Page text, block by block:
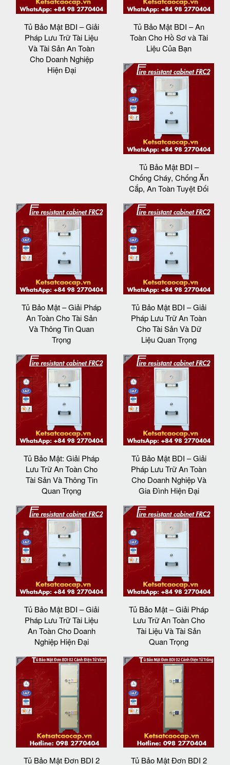
Tủ Bảo Mật BDI – Giải
Pháp Lưu Trữ Tài Liệu
Và Tài Sản An Toàn
Cho Doanh Nghiệp
Hiện Đại
Tủ Bảo Mật BDI – An
Toàn Cho Hồ Sơ và Tài
Liệu Của Bạn
Tủ Bảo Mật BDI –
Chống Cháy, Chống Ăn
Cắp, An Toàn Tuyệt Đối
Tủ Bảo Mật – Giải Pháp
An Toàn Cho Tài Sản
Và Thông Tin Quan
Trọng
Tủ Bảo Mật BDI – Giải
Pháp Lưu Trữ An Toàn
Cho Tài Sản Và Dữ
Liệu Quan Trọng
Tủ Bảo Mật: Giải Pháp
Lưu Trữ An Toàn Cho
Tài Sản Và Thông Tin
Quan Trọng
Tủ Bảo Mật BDI – Giải
Pháp Lưu Trữ An Toàn
Cho Doanh Nghiệp Và
Gia Đình Hiện Đại
Tủ Bảo Mật BDI – Giải
Pháp Lưu Trữ Tài Liệu
An Toàn Cho Doanh
Nghiệp Hiện Đại
Tủ Bảo Mật – Giải Pháp
Lưu Trữ An Toàn Cho
Tài Liệu Và Tài Sản
Quan Trọng
Tủ Bảo Mật Đơn BDI 2
Tủ Bảo Mật Đơn BDI 2